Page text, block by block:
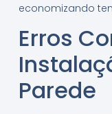
economizando
Erros
Parede